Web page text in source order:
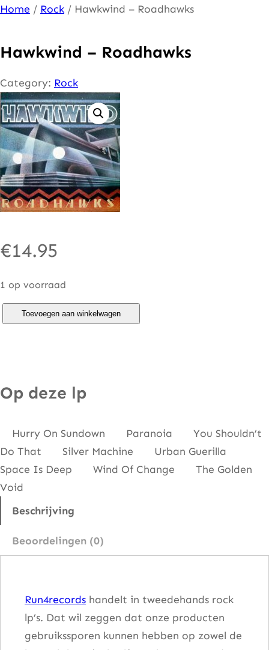
Ga
de
inhoud
Home / Rock / Hawkwind – Roadhawks
Hawkwind – Roadhawks
Category: Rock
€14.95
1 op voorraad
i
–
R
o
d
Toevoegen aan winkelwagen
Op deze lp
Hurry On Sundown Paranoia You Shouldn’t
Do That Silver Machine Urban Guerilla
Space Is Deep Wind Of Change The Golden
Void
Beschrijving
Beoordelingen (0)
Run4records handelt in tweedehands rock
lp’s. Dat wil zeggen dat onze producten
gebruikssporen kunnen hebben op zowel de